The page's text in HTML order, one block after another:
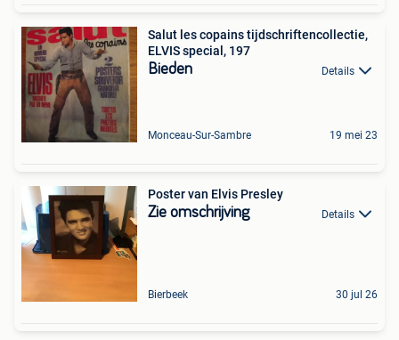
Salut les copains tijdschriftencollectie,
ELVIS special, 197
Bieden Details
Monceau-Sur-Sambre 19 mei 23
Poster van Elvis Presley
Zie omschrijving Details
Bierbeek 30 jul 26